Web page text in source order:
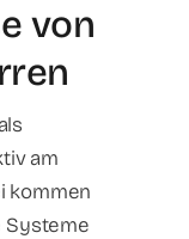
von
am
kommen
Systeme